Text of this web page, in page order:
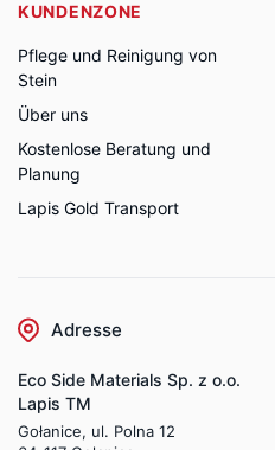
KUNDENZONE
Pflege und Reinigung von
Stein
Über uns
Kostenlose Beratung und
Planung
Lapis Gold Transport
Adresse
Eco Side Materials Sp. z o.o.
Lapis TM
Gołanice, ul. Polna 12